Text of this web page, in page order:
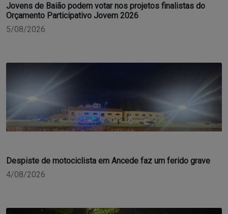
Jovens de Baião podem votar nos projetos finalistas do
Orçamento Participativo Jovem 2026
5/08/2026
Despiste de motociclista em Ancede faz um ferido grave
4/08/2026